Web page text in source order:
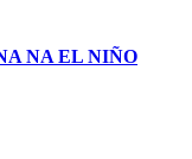
NA EL NIÑO